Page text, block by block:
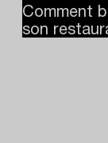
Comment
son